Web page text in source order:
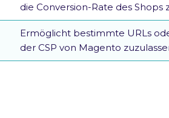
die Conversion-Rate des Shops
Ermöglicht bestimmte URLs
der CSP von Magento